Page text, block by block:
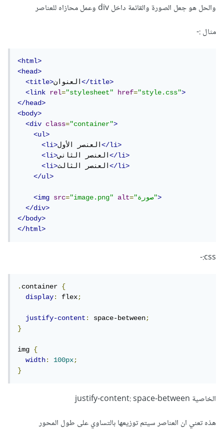
والحل هو جعل الصورة والقائمة داخل div وعمل محازاه للعناصر
مثال:-
<html>
<head>
<title>العنوان</title>
<link
rel="stylesheet" href="style.css">
</head>
<body>
<div
class="container">
<ul>
<li>العنصر الأول</li>
<li>العنصر الثاني</li>
<li>العنصر الثالث</li>
</ul>
<img src="image.png" alt= "صورة">
</div>
</body>
</html>
css:-
.container {
display: flex;
justify-content: space-between;
}
img {
width: 100px;
}
الخاصية justify-content: space-between
هذه تعني ان العناصر سيتم توزيعها بالتساوي على طول المحور